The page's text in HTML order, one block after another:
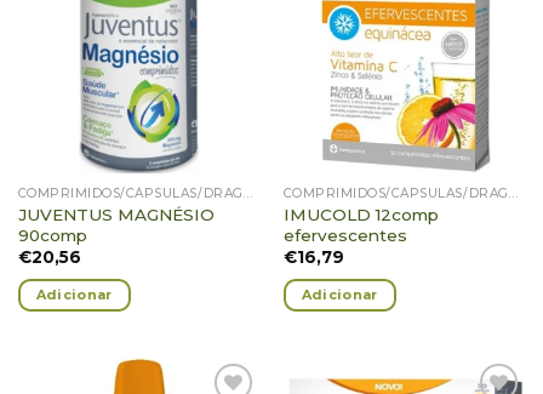
Adicionar
Favoritos
COMPRIMIDOS/CÁPSULAS/DRAGEIAS/PASTILHAS/GOMAS
JUVENTUS MAGNÉSIO
90comp
€20,56
Adicionar
Adicionar
Favoritos
COMPRIMIDOS/CÁPSULAS/DRAGEIAS/PASTILHAS/GOMAS
IMUCOLD 12comp
efervescentes
€16,79
Adicionar